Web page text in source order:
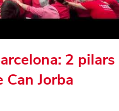
2 pilars
Jorba